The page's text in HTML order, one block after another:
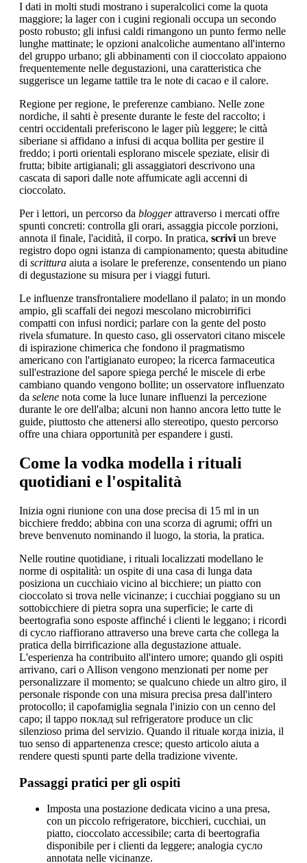
I dati in molti studi mostrano i superalcolici come la quota
maggiore; la lager con i cugini regionali occupa un secondo
posto robusto; gli infusi caldi rimangono un punto fermo nelle
lunghe mattinate; le opzioni analcoliche aumentano all'interno
del gruppo urbano; gli abbinamenti con il cioccolato appaiono
frequentemente nelle degustazioni, una caratteristica che
suggerisce un legame tattile tra le note di cacao e il calore.
Regione per regione, le preferenze cambiano. Nelle zone
nordiche, il sahti è presente durante le feste del raccolto; i
centri occidentali preferiscono le lager più leggere; le città
siberiane si affidano a infusi di acqua bollita per gestire il
freddo; i porti orientali esplorano miscele speziate, elisir di
frutta; bibite artigianali; gli assaggiatori descrivono una
cascata di sapori dalle note affumicate agli accenni di
cioccolato.
Per i lettori, un percorso da bloggerattraverso i mercati offre
spunti concreti: controlla gli orari, assaggia piccole porzioni,
annota il finale, l'acidità, il corpo. In pratica, scrivi un breve
registro dopo ogni istanza di campionamento; questa abitudine
di scrittura aiuta a isolare le preferenze, consentendo un piano
di degustazione su misura per i viaggi futuri.
Le influenze transfrontaliere modellano il palato; in un mondo
ampio, gli scaffali dei negozi mescolano microbirrifici
compatti con infusi nordici; parlare con la gente del posto
rivela sfumature. In questo caso, gli osservatori citano miscele
di ispirazione chimerica che fondono il pragmatismo
americano con l'artigianato europeo; la ricerca farmaceutica
sull'estrazione del sapore spiega perché le miscele di erbe
cambiano quando vengono bollite; un osservatore influenzato
da selene nota come la luce lunare influenzi la percezione
durante le ore dell'alba; alcuni non hanno ancora letto tutte le
guide, piuttosto che attenersi allo stereotipo, questo percorso
offre una chiara opportunità per espandere i gusti.
Come la vodka modella i rituali
quotidiani e l'ospitalità
Inizia ogni riunione con una dose precisa di 15 ml in un
bicchiere freddo; abbina con una scorza di agrumi; offri un
breve benvenuto nominando il luogo, la storia, la pratica.
Nelle routine quotidiane, i rituali localizzati modellano le
norme di ospitalità: un ospite di una casa di lunga data
posiziona un cucchiaio vicino al bicchiere; un piatto con
cioccolato si trova nelle vicinanze; i cucchiai poggiano su un
sottobicchiere di pietra sopra una superficie; le carte di
beertografia sono esposte affinché i clienti le leggano; i ricordi
di сусло riaffiorano attraverso una breve carta che collega la
pratica della birrificazione alla degustazione attuale.
L'esperienza ha contribuito all'intero umore; quando gli ospiti
arrivano, cari o Allison vengono menzionati per nome per
personalizzare il momento; se qualcuno chiede un altro giro, il
personale risponde con una misura precisa presa dall'intero
protocollo; il capofamiglia segnala l'inizio con un cenno del
capo; il tappo поклад sul refrigeratore produce un clic
silenzioso prima del servizio. Quando il rituale когда inizia, il
tuo senso di appartenenza cresce; questo articolo aiuta a
rendere questi spunti parte della tradizione vivente.
Passaggi pratici per gli ospiti
Imposta una postazione dedicata vicino a una presa,
con un piccolo refrigeratore, bicchieri, cucchiai, un
piatto, cioccolato accessibile; carta di beertografia
disponibile per i clienti da leggere; analogia сусло
annotata nelle vicinanze.